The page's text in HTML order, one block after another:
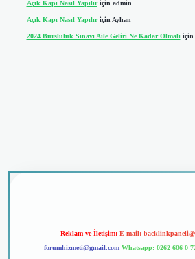
Açık Kapı Nasıl Yapılıriçin admin
Açık Kapı Nasıl Yapılıriçin Ayhan
2024 Bursluluk Sınavı Aile Geliri Ne Kadar Olmalıiçin
Reklam ve İletişim: E-mail:
forumhizmeti@gmail.com Whatsapp: 0262 606 0